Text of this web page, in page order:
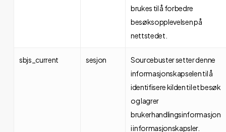
brukes til å forbedre
besøksopplevelsen på
nettstedet.
sbjs_current sesjon
Sourcebuster setter denne
informasjonskapselen til å
identifisere kilden til et besøk
og lagrer
brukerhandlingsinformasjon
i informasjonskapsler.